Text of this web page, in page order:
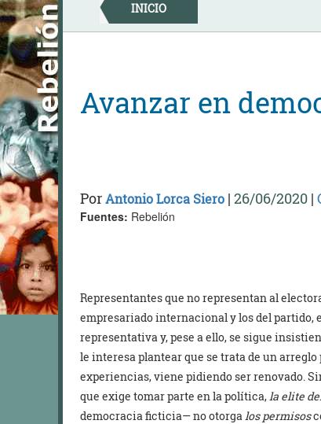
Skip
to
content
INICIO
Avanzar en
PorAntonio Lorca Siero | 26/06/2020 |
Fuentes: Rebelión
Representantes que no representan al
empresariado internacional y los del partido,
representativa y, pese a ello, se sigue
le interesa plantear que se trata de un
experiencias, viene pidiendo ser renovado.
que exige tomar parte en la política,la elite
democracia ficticia— no otorgalos permisos